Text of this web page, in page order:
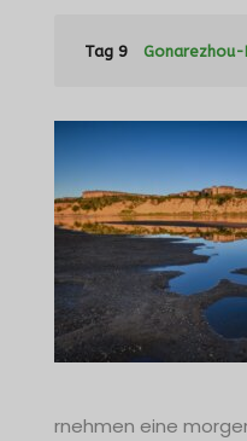
Tag 9
rnehmen eine